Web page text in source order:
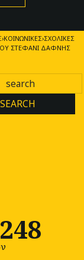
ΚΟΙΝΩΝΙΚΈΣ ΣΧΟΛΙΚΈΣ
ΣΤΕΦΆΝΙ ΔΆΦΝΗΣ
SEARCH